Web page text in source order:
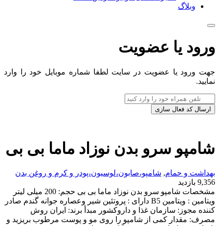
وبلاگ
ورود یا عضویت
جهت ورود یا عضویت در سایت لطفا شماره موبایل خود را وارد
نمایید.
ارسال کد فعال سازی
شامپو سرو بدن نوزاد ماما بی بی
بهداشت و حمام, شامپو،صابون،لوسیون،پودر و کرم و روغن بدن
9,356 بازدید
مشخصات شامپو سرو بدن نوزاد ماما بی بی حجم: 200 میلی لیتر
ویتامین : ویتامین B5 دارای : پروتئین شیر وعصاره جوانه گندم صادر
کننده مجوز: سازمان غذا و داروکشور مبدأ برند: ایران روش
مصرف: مقدار کمی از شامپو را روی مو و پوست مرطوب بریزید و